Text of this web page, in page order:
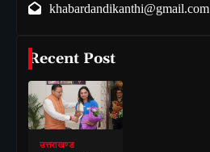
khabardandikanthi@gmail.com
Recent Post
उत्तराखण्ड